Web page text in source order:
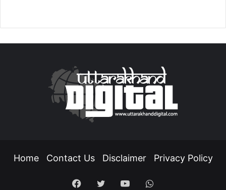
Home Contact Us Disclaimer Privacy Policy
Facebook
TwitterYouTubeWhatsApp